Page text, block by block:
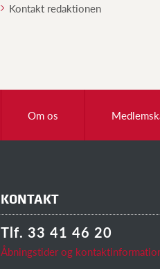
Kontakt redaktionen
Om os
KONTAKT
Tlf. 33 41 46 20
Åbningstider og